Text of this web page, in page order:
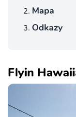
Mapa
Odkazy
Flyin